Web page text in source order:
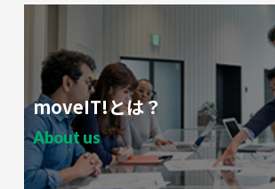
moveIT!とは？
About us